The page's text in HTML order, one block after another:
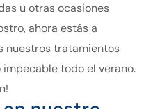
u otras ocasiones
ahora estás a
nuestros tratamientos
todo el verano.